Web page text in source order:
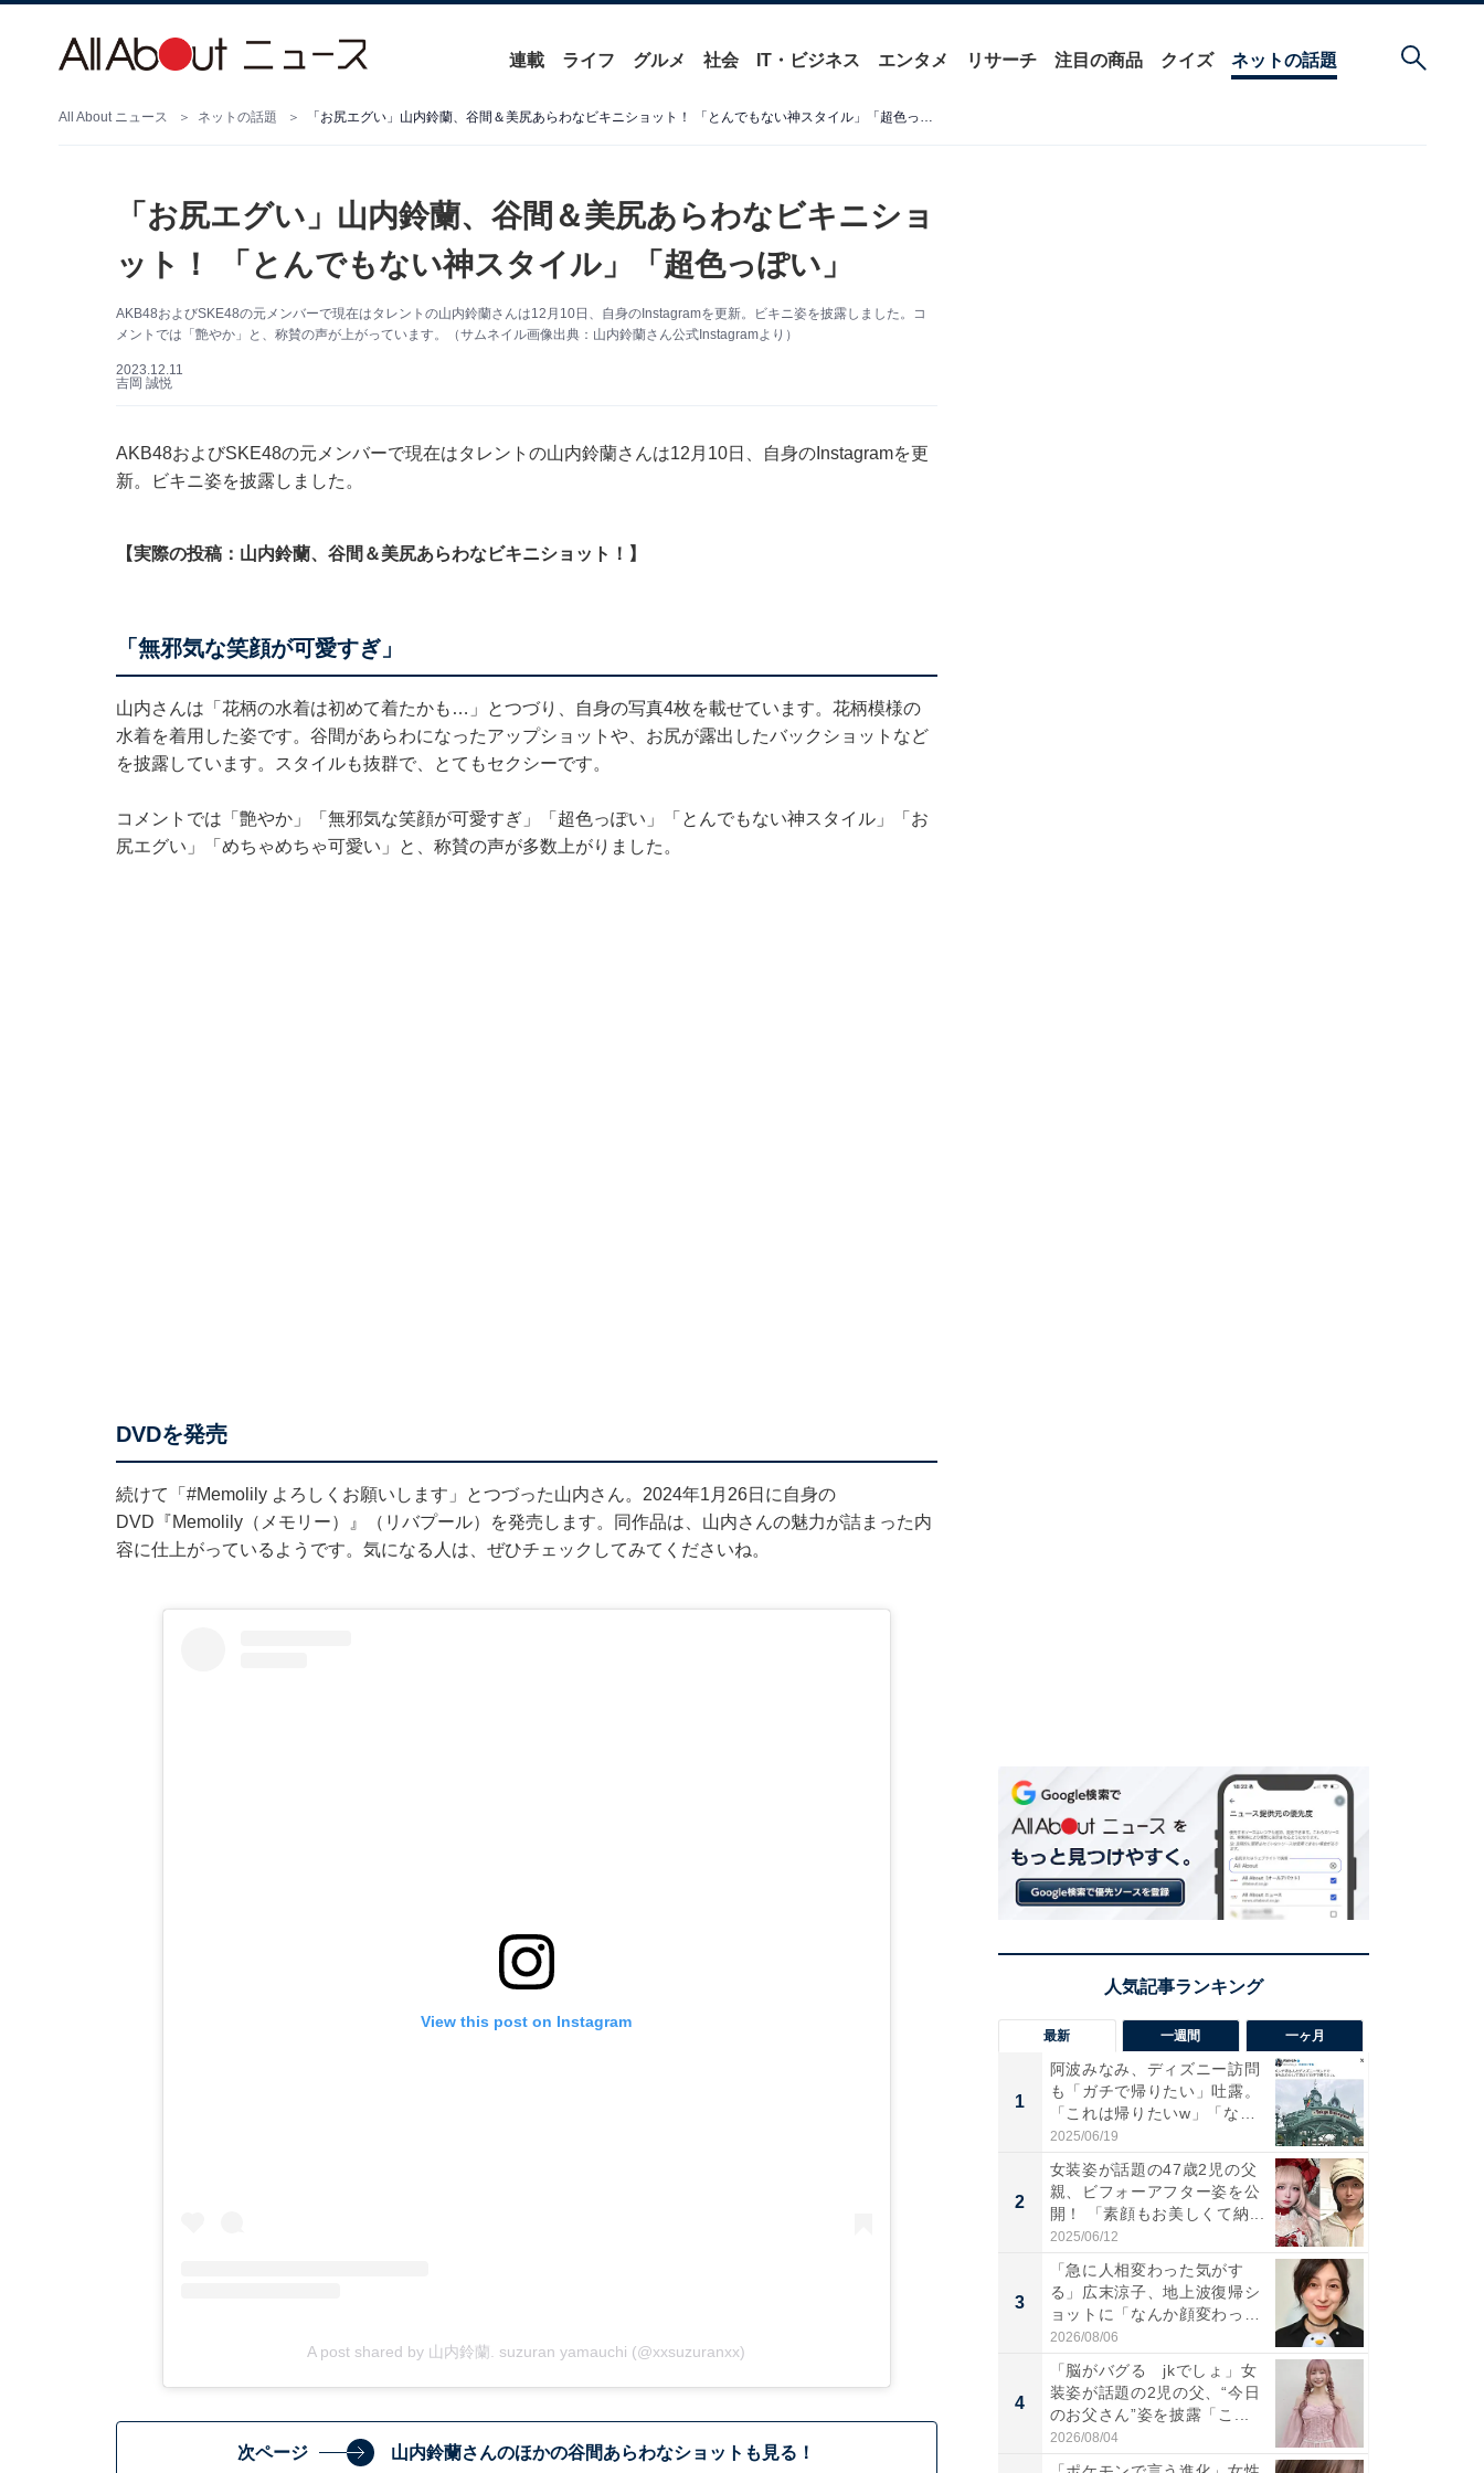
連載 ライフ グルメ 社会 IT・ビジネス エンタメ リサーチ 注目の商品 クイズ ネットの話題
All About ニュース ネットの話題 「お尻エグい」山内鈴蘭、谷間＆美尻あらわなビキニショット！ 「とんでもない神スタイル」「超色っぽい」
「お尻エグい」山内鈴蘭、谷間＆美尻あらわなビキニショ
ット！ 「とんでもない神スタイル」「超色っぽい」
AKB48およびSKE48の元メンバーで現在はタレントの山内鈴蘭さんは12月10日、自身のInstagramを更新。ビキニ姿を披露しました。コ
メントでは「艶やか」と、称賛の声が上がっています。（サムネイル画像出典：山内鈴蘭さん公式Instagramより）
2023.12.11
吉岡 誠悦
AKB48およびSKE48の元メンバーで現在はタレントの山内鈴蘭さんは12月10日、自身のInstagramを更
新。ビキニ姿を披露しました。
【実際の投稿：山内鈴蘭、谷間＆美尻あらわなビキニショット！】
「無邪気な笑顔が可愛すぎ」
山内さんは「花柄の水着は初めて着たかも…」とつづり、自身の写真4枚を載せています。花柄模様の
水着を着用した姿です。谷間があらわになったアップショットや、お尻が露出したバックショットなど
を披露しています。スタイルも抜群で、とてもセクシーです。
コメントでは「艶やか」「無邪気な笑顔が可愛すぎ」「超色っぽい」「とんでもない神スタイル」「お
尻エグい」「めちゃめちゃ可愛い」と、称賛の声が多数上がりました。
DVDを発売
続けて「#Memolily よろしくお願いします」とつづった山内さん。2024年1月26日に自身の
DVD『Memolily（メモリー）』（リバプール）を発売します。同作品は、山内さんの魅力が詰まった内
容に仕上がっているようです。気になる人は、ぜひチェックしてみてくださいね。
View this post on Instagram
A post shared by 山内鈴蘭. suzuran yamauchi (@xxsuzuranxx)
次ページ 山内鈴蘭さんのほかの谷間あらわなショットも見る！
最新 一週間 一ヶ月
1
阿波みなみ、ディズニー訪問
も「ガチで帰りたい」吐露。
「これは帰りたいw」「なん
ち...
2025/06/19
2
女装姿が話題の47歳2児の父
親、ビフォーアフター姿を公
開！ 「素顔もお美しくて納...
2025/06/12
3
「急に人相変わった気がす
る」広末涼子、地上波復帰シ
ョットに「なんか顔変わっ
た」の...
2026/08/06
4
「脳がバグる jkでしょ」女
装姿が話題の2児の父、“今日
のお父さん”姿を披露「こ...
2026/08/04